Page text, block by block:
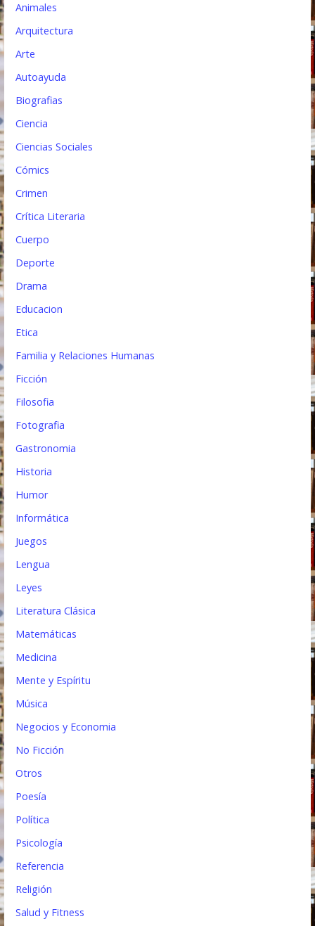
n
d
a
Animales
Arquitectura
Arte
Autoayuda
Biografias
Ciencia
Ciencias Sociales
Cómics
Crimen
Crítica Literaria
Cuerpo
Deporte
Drama
Educacion
Etica
Familia y Relaciones Humanas
Ficción
Filosofia
Fotografia
Gastronomia
Historia
Humor
Informática
Juegos
Lengua
Leyes
Literatura Clásica
Matemáticas
Medicina
Mente y Espíritu
Música
Negocios y Economia
No Ficción
Otros
Poesía
Política
Psicología
Referencia
Religión
Salud y Fitness